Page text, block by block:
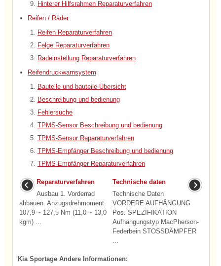
Hinterer Hilfsrahmen Reparaturverfahren
Reifen / Räder
Reifen Reparaturverfahren
Felge Reparaturverfahren
Radeinstellung Reparaturverfahren
Reifendruckwarnsystem
Bauteile und bauteile-Übersicht
Beschreibung und bedienung
Fehlersuche
TPMS-Sensor Beschreibung und bedienung
TPMS-Sensor Reparaturverfahren
TPMS-Empfänger Beschreibung und bedienung
TPMS-Empfänger Reparaturverfahren
Reparaturverfahren
Ausbau 1. Vorderrad
abbauen. Anzugsdrehmoment.
107,9 ~ 127,5 Nm (11,0 ~ 13,0
kgm) ...
Technische daten
Technische Daten
VORDERE AUFHÄNGUNG
Pos. SPEZIFIKATION
Aufhängungstyp MacPherson-
Federbein STOSSDÄMPFER
...
Kia Sportage Andere Informationen: